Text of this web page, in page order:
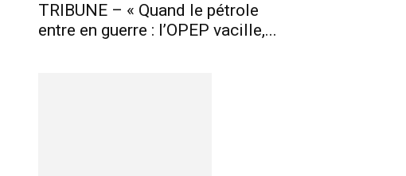
TRIBUNE – « Quand le pétrole
entre en guerre : l’OPEP vacille,...